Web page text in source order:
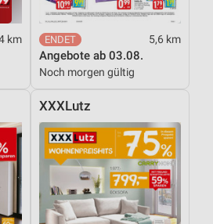
km 5,6 km
Angebote ab 03.08.
Noch morgen gültig
XXXLutz
Personalisierung
zur Auswahl
von Inhalten
durch Statistiken oder
aus verschiedenen